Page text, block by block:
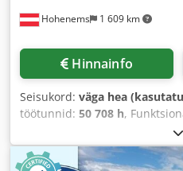
Hohenems 1 609 km
Hinnainfo
Seisukord: väga hea
töötunnid: 50 708 h,